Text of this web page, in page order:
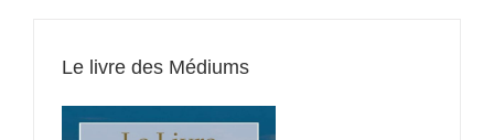
Le livre des Médiums